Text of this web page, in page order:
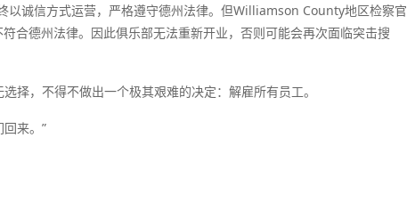
以诚信方式运营，严格遵守德州法律。但Williamson County地区检察官
合德州法律。因此俱乐部无法重新开业，否则可能会再次面临突击搜
择，不得不做出一个极其艰难的决定：解雇所有员工。
来。”